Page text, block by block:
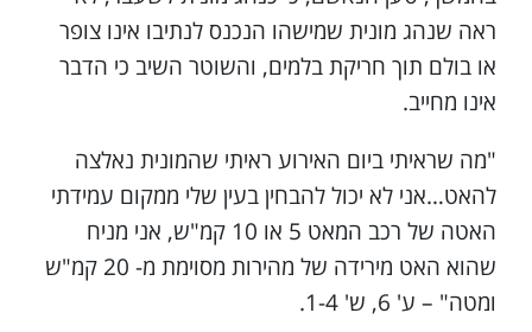
ראה שנהג מונית שמישהו הנכנס לנתיבו אינו צופר
או בולם תוך חריקת בלמים, והשוטר השיב כי הדבר
אינו מחייב.
"מה שראיתי ביום האירוע ראיתי שהמונית נאלצה
להאט…אני לא יכול להבחין בעין שלי ממקום עמידתי
האטה של רכב המאט 5 או 10 קמ"ש, אני מניח
שהוא האט מירידה של מהירות מסוימת מ- 20 קמ"ש
ומטה" – ע' 6, ש' 1-4.